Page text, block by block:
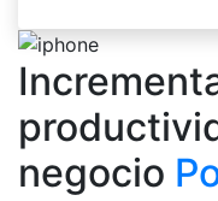
negocio